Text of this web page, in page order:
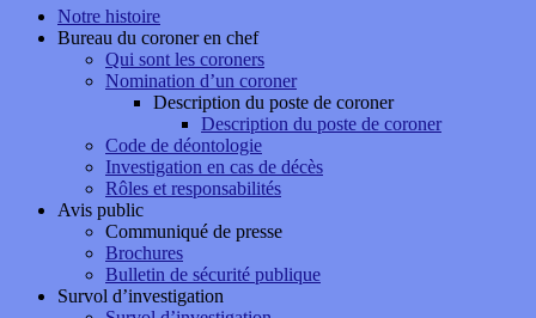
Notre histoire
Bureau du coroner en chef
Qui sont les coroners
Nomination d’un coroner
Description du poste de coroner
Description du poste de coroner
Code de déontologie
Investigation en cas de décès
Rôles et responsabilités
Avis public
Communiqué de presse
Brochures
Bulletin de sécurité publique
Survol d’investigation